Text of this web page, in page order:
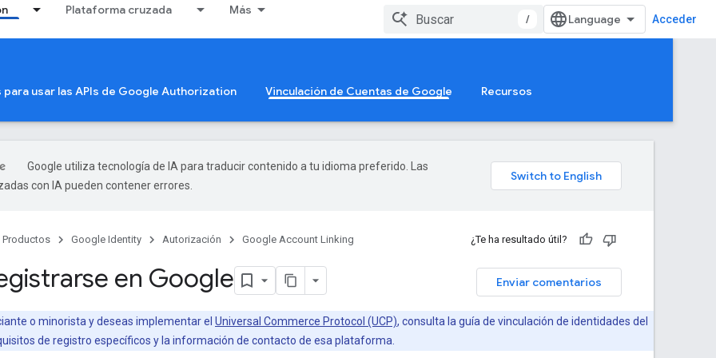
Plataforma cruzada Más
/ Acceder
usar las APIs de Google Authorization Vinculación de Cuentas de Google Recursos
Google utiliza tecnología de IA para traducir contenido a tu idioma preferido. Las
con IA pueden contener errores.
Productos Google Identity Autorización Google Account Linking ¿Te ha resultado útil?
Enviar comentarios
en Google
o minorista y deseas implementar el Universal Commerce Protocol (UCP), consulta la guía de vinculación de identidades del
de registro específicos y la información de contacto de esa plataforma.